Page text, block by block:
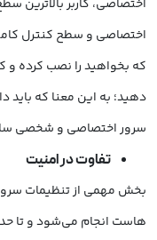
اختصاصی، کاربر
اختصاصی و سطح کنترل کامل
که بخواهید را نصب کرده و
دهید؛ به این معنا که
سرور اختصاصی و شخصی
تفاوت در امنیت
بخش مهمی از تنظیمات
هاست انجام می‌شود و تا